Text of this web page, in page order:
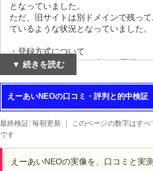
となっていました。
ただ、旧サイトは別ドメインで残っ
ているような状況となっていました。
・登録方式について
旧えーあい同様にLINE友だち登録で
た。
・商品の引渡しについての説明記載
ご購入手続きの完了後に引き渡しと
前日もしくは当日となるようです。
返品・交換には応じられませんと記
▼ 続きを読む
えーあいNEOの口コミ・評判と的中検証
最終検証: 毎朝更新 ｜ このページの数字はす
です
えーあいNEOの実像を、口コミと実